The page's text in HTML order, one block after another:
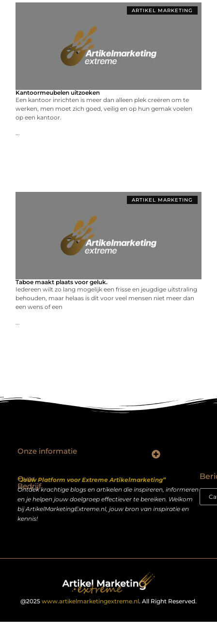
ARTIKEL MARKETING
Kantoormeubelen uitzoeken
Een kantoor inrichten is meer dan alleen plek creëren om te
werken, men moet zich goed, veilig en op hun gemak voelen
op een kantoor.
...
ARTIKEL MARKETING
Taboe maakt plaats voor geluk.
Iedereen wilt zo lang mogelijk een frisse en jeugdige uitstraling
behouden, maar helaas is dit voor veel mensen niet meer dan
een wens of een
...
Over
Bedrijf
“Jouw Platform voor Extreme Artikelmarketing”
Ontdek krachtige blogs en artikelen die inspireren, informeren
en je helpen jouw doelgroep effectiever te bereiken. Welkom
bij ArtikelMarketingExtreme.nl, jouw bron van inspiratie en
kennis!
Onze informatie
@2025 www.artikelmarketingextreme.nl. All Right Reserved.